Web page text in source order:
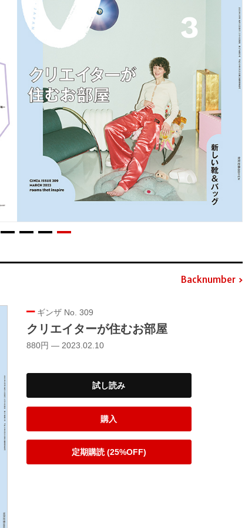
Backnumber
ギンザ No. 309
クリエイターが住むお部屋
880円 — 2023.02.10
試し読み
購入
定期購読 (25%OFF)